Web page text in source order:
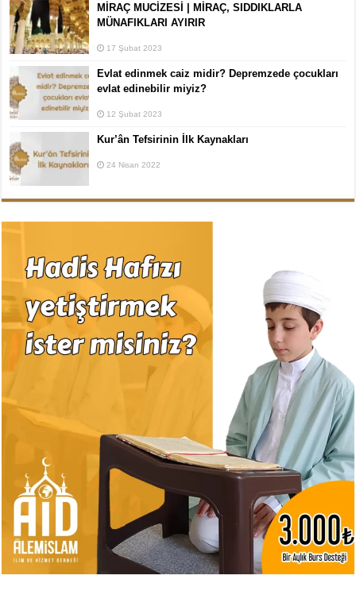
MİRAÇ MUCİZESİ | MİRAÇ, SIDDIKLARLA
MÜNAFIKLARI AYIRIR
17 Şubat 2023
Evlat edinmek caiz midir? Depremzede çocukları
evlat edinebilir miyiz?
12 Şubat 2023
Kur’ân Tefsirinin İlk Kaynakları
24 Nisan 2022